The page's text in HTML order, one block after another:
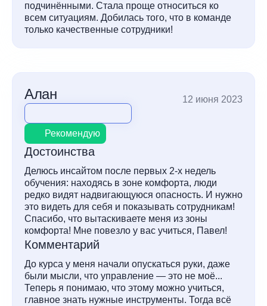
подчинёнными. Стала проще относиться ко
всем ситуациям. Добилась того, что в команде
только качественные сотрудники!
Алан 12 июня 2023
Рекомендую
Достоинства
Делюсь инсайтом после первых 2-х недель
обучения: находясь в зоне комфорта, люди
редко видят надвигающуюся опасность. И нужно
это видеть для себя и показывать сотрудникам!
Спасибо, что вытаскиваете меня из зоны
комфорта! Мне повезло у вас учиться, Павел!
Комментарий
До курса у меня начали опускаться руки, даже
были мысли, что управление — это не моё...
Теперь я понимаю, что этому можно учиться,
главное знать нужные инструменты. Тогда всё